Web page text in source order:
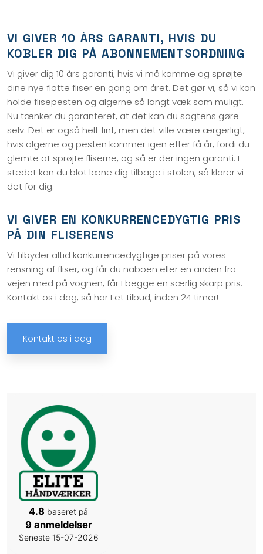
VI GIVER 10 ÅRS GARANTI, HVIS DU
KOBLER DIG PÅ ABONNEMENTSORDNING
Vi giver dig 10 års garanti, hvis vi må komme og sprøjte
dine nye flotte fliser en gang om året. Det gør vi, så vi kan
holde flisepesten og algerne så langt væk som muligt.
Nu tænker du garanteret, at det kan du sagtens gøre
selv. Det er også helt fint, men det ville være ærgerligt,
hvis algerne og pesten kommer igen efter få år, fordi du
glemte at sprøjte fliserne, og så er der ingen garanti. I
stedet kan du blot læne dig tilbage i stolen, så klarer vi
det for dig.
VI GIVER EN KONKURRENCEDYGTIG PRIS
PÅ DIN FLISERENS
Vi tilbyder altid konkurrencedygtige priser på vores
rensning af fliser, og får du naboen eller en anden fra
vejen med på vognen, får I begge en særlig skarp pris.
Kontakt os i dag, så har I et tilbud, inden 24 timer!​
Kontakt os i dag
4.8 baseret på
9 anmeldelser
Seneste 15-07-2026